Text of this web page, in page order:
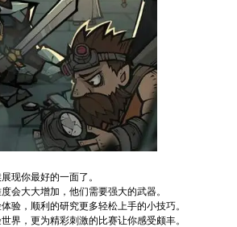
现你最好的一面了。
会大大增加，他们需要强大的武器。
验，顺利的研究更多轻松上手的小技巧。
界，更为精彩刺激的比赛让你感受颇丰。